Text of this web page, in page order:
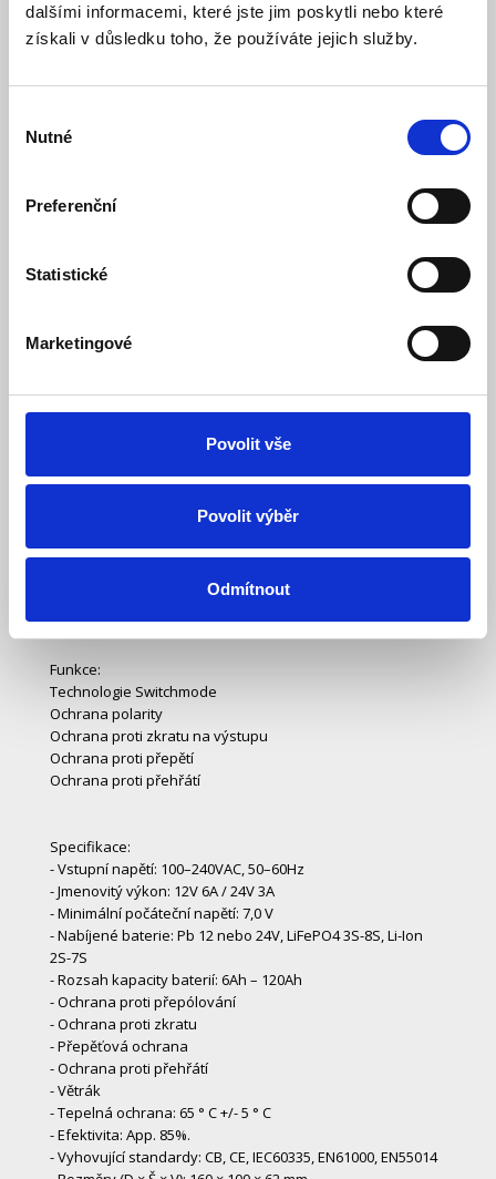
dalšími informacemi, které jste jim poskytli nebo které
získali v důsledku toho, že používáte jejich služby.
souhlasu
Nutné
Preferenční
Statistické
Marketingové
Povolit vše
Povolit výběr
Odmítnout
Do košíku
Popis
Chytrá nabíječka Olověných, LiFePO4 a lithiových baterií
7-stupňové nabíječky jsou vhodné pro většinu typů baterií
včetně vápenatých, gelových AGM, LiFePo4, mokrých,
sulfátované baterie.
Funkce:
Technologie Switchmode
Ochrana polarity
Ochrana proti zkratu na výstupu
Ochrana proti přepětí
Ochrana proti přehřátí
Specifikace:
- Vstupní napětí: 100–240VAC, 50–60Hz
- Jmenovitý výkon: 12V 6A / 24V 3A
- Minimální počáteční napětí: 7,0 V
- Nabíjené baterie: Pb 12 nebo 24V, LiFePO4 3S-8S, Li-Ion
2S-7S
- Rozsah kapacity baterií: 6Ah – 120Ah
- Ochrana proti přepólování
- Ochrana proti zkratu
- Přepěťová ochrana
- Ochrana proti přehřátí
- Větrák
- Tepelná ochrana: 65 ° C +/- 5 ° C
- Efektivita: App. 85%.
- Vyhovující standardy: CB, CE, IEC60335, EN61000, EN55014